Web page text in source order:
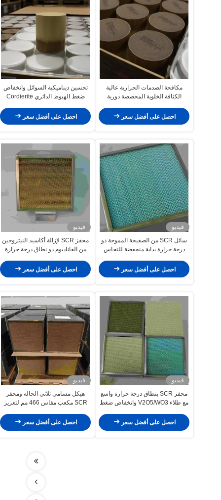
مكافحة الصدمات الحرارية عالية
الكثافة الخلوية المخصصة دورية
الحضرية
احصل على أفضل سعر
تحسين ديناميكية السوائل وانخفاض
ضغط الهبوط الدائري Cordierite
الديزل
احصل على أفضل سعر
فيديو
سائل SCR من الصفيحة المموجة ذو
درجة حرارة بداية منخفضة للنحاس
احصل على أفضل سعر
فيديو
محفز SCR لإزالة أكاسيد النيتروجين
من الفاناديوم ذو نطاق درجة حرارة
احصل على أفضل سعر
فيديو
محفز SCR بنطاق درجة حرارة واسع
مع طلاء V2O5/WO3 وانخفاض ضغط
الصناعية
احصل على أفضل سعر
فيديو
هيكل مسامي ثلاثي الحالة ومحفز
SCR مكعب مقاس 466 مم لتعزيز
احصل على أفضل سعر